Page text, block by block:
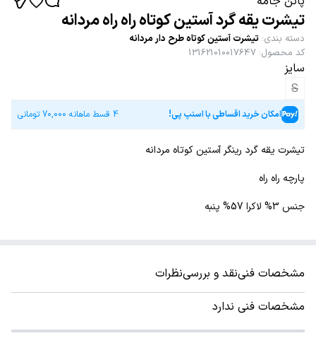
تیشرت یقه گرد آستین کوتاه راه راه مردانه
دسته بندی: تیشرت آستین کوتاه طرح دار مردانه
کد محصول:
131621010017647
سایز
S
امکان خرید اقساطی با اسنپ پی! 4 قسط ماهانه 70,000 تومانی
تیشرت یقه گرد رینگر آستین کوتاه مردانه
پارچه راه راه
جنس 3% لاکرا 57% پنبه
مشخصات فنینقد و بررسینظرات
مشخصات فنی ندارد